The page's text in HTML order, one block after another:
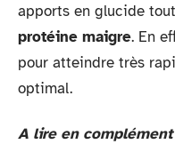
apports en glucide
protéine maigre. En
pour atteindre très
optimal.
A lire en complément